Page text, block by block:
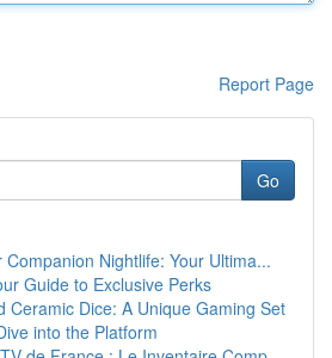
Report Page
Go
Companion Nightlife: Your Ultima...
Guide to Exclusive Perks
Ceramic Dice: A Unique Gaming Set
into the Platform